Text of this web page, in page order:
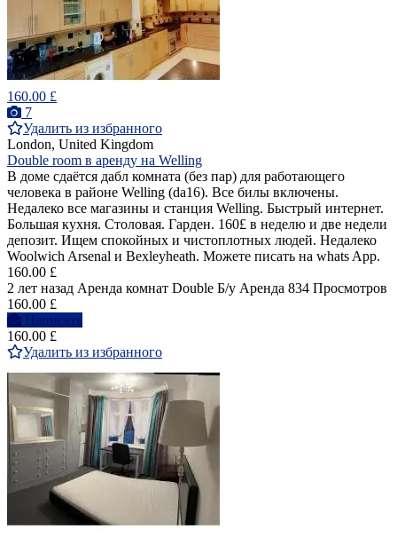
160.00 £
7
Удалить из избранного
London, United Kingdom
Double room в аренду на Welling
В доме сдаётся дабл комната (без пар) для работающего
человека в районе Welling (da16). Все билы включены.
Недалеко все магазины и станция Welling. Быстрый интернет.
Большая кухня. Столовая. Гарден. 160£ в неделю и две недели
депозит. Ищем спокойных и чистоплотных людей. Недалеко
Woolwich Arsenal и Bexleyheath. Можете писать на whats App.
160.00 £
2 лет назад Аренда комнат Double Б/у Аренда 834 Просмотров
160.00 £
Написать
160.00 £
Удалить из избранного